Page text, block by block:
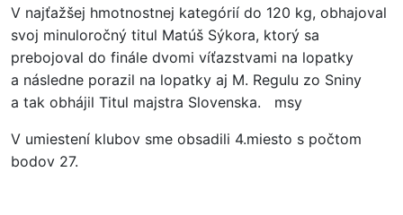
V najťažšej hmotnostnej kategórií do 120 kg, obhajoval
svoj minuloročný titul Matúš Sýkora, ktorý sa
prebojoval do finále dvomi víťazstvami na lopatky
a následne porazil na lopatky aj M. Regulu zo Sniny
a tak obhájil Titul majstra Slovenska. msy
V umiestení klubov sme obsadili 4.miesto s počtom
bodov 27.